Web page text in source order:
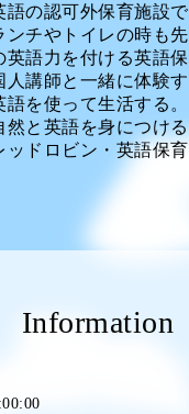
語の認可外保育施設
ンチやトイレの時も
英語力を付ける英語
人講師と一緒に体験
語を使って生活する
然と英語を身につけ
ッドロビン・英語保育
Information